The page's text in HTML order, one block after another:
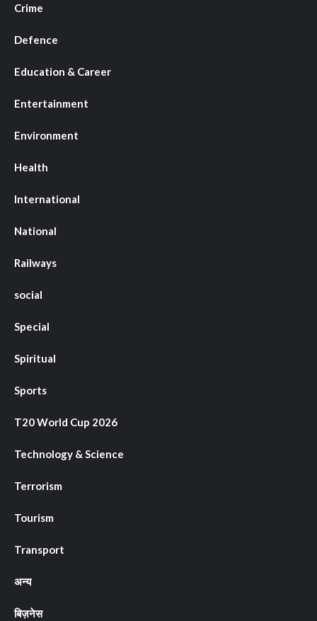
Crime
Defence
Education & Career
Entertainment
Environment
Health
International
National
Railways
social
Special
Spiritual
Sports
T20 World Cup 2026
Technology & Science
Terrorism
Tourism
Transport
अन्य
बिज़नेस